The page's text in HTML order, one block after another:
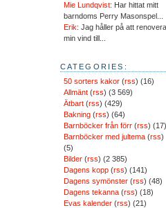
Mie Lundqvist: Har hittat mitt
barndoms Perry Masonspel...
Erik: Jag håller på att renovera
min vind till...
CATEGORIES:
50 sorters kakor(rss) (16)
Allmänt(rss) (3 569)
Ätbart(rss) (429)
Bakning(rss) (64)
Barnböcker från förr(rss) (17)
Barnböcker med jultema(rss)
(5)
Bilder(rss) (2 385)
Dagens kopp(rss) (141)
Dagens symönster(rss) (48)
Dagens tekanna(rss) (18)
Evas kalender(rss) (21)